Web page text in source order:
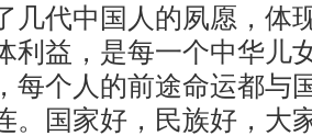
几代中国人的夙愿，体
利益，是每一个中华儿
每个人的前途命运都与
。国家好，民族好，大